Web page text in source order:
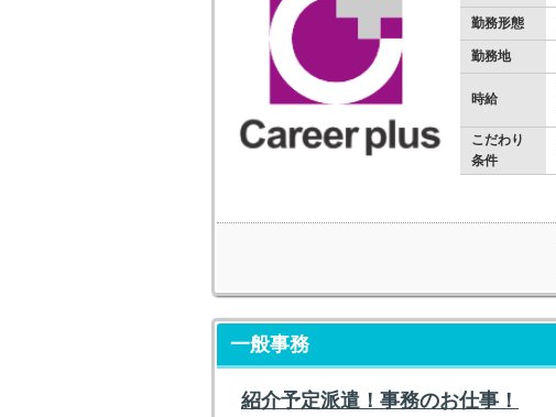
勤務形態
勤務地
時給
こだわり
条件
一般事務
紹介予定派遣！事務のお仕事！